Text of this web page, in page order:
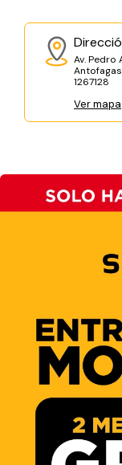
Av. Pedro
1267128
Ver mapa